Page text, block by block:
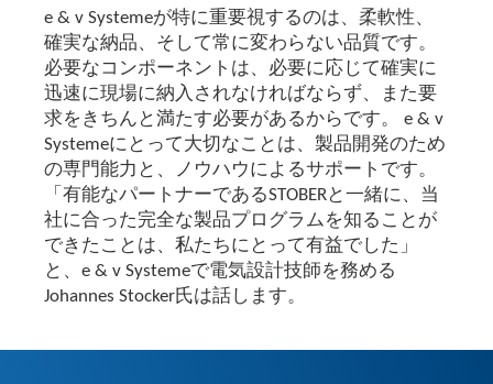
e & v Systemeが特に重要視するのは、柔軟性、
確実な納品、そして常に変わらない品質です。
必要なコンポーネントは、必要に応じて確実に
迅速に現場に納入されなければならず、また要
求をきちんと満たす必要があるからです。 e & v
Systemeにとって大切なことは、製品開発のため
の専門能力と、ノウハウによるサポートです。
「有能なパートナーであるSTOBERと一緒に、当
社に合った完全な製品プログラムを知ることが
できたことは、私たちにとって有益でした」
と、e & v Systemeで電気設計技師を務める
Johannes Stocker氏は話します。